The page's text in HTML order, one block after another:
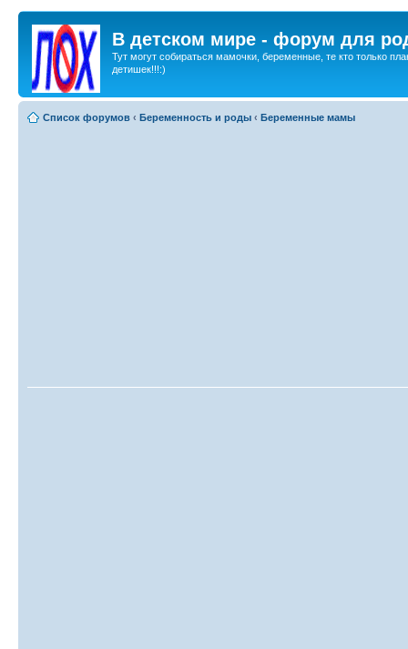
В детском мире - форум для
Тут могут собираться мамочки, беременные, те кто только
детишек!!!:)
Список форумов ‹ Беременность и роды ‹ Беременные мамы